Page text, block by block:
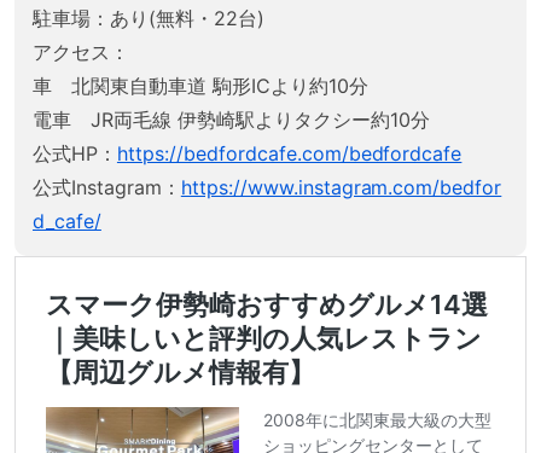
駐車場：あり(無料・22台)
アクセス：
車 北関東自動車道 駒形ICより約10分
電車 JR両毛線 伊勢崎駅よりタクシー約10分
公式HP： https://bedfordcafe.com/bedfordcafe
公式Instagram： https://www.instagram.com/bedfor
d_cafe/